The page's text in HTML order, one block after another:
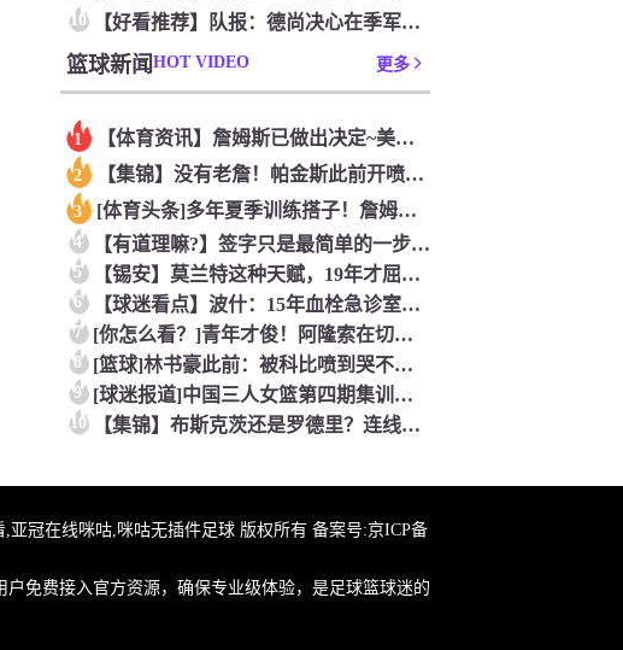
10 【好看推荐】队报：德尚决心在季军赛体面告别，不希望以两连败收
篮球新闻 HOT VIDEO 更多
1 【体育资讯】詹姆斯已做出决定~美记：NBA预计会如期公布新赛
2 【集锦】没有老詹！帕金斯此前开喷：湖人靠东契奇和里夫斯没人会
3 [体育头条]多年夏季训练搭子！詹姆斯此前已经和马克西一同训练
4 【有道理嘛?】签字只是最简单的一步！米兰继续补充生力军！
5 【锡安】莫兰特这种天赋，19年才屈居第二，原来是出了锡安这个
6 【球迷看点】波什：15年血栓急诊室吸氧看到球队交易，我仍想复
7 [你怎么看？]青年才俊！阿隆索在切尔西上任后的第七堂训练课！
8 [篮球]林书豪此前：被科比喷到哭不是真的，但我和他曾五个月没
9 [球迷报道]中国三人女篮第四期集训开启 全力备战亚运会&奥运
10 【集锦】布斯克茨还是罗德里？连线博斯克：大师的选择会是谁？
亚冠在线咪咕,咪咕无插件足球 版权所有 备案号:京ICP备
免费接入官方资源，确保专业级体验，是足球篮球迷的